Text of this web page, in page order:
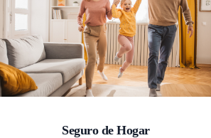
Seguro de Hogar